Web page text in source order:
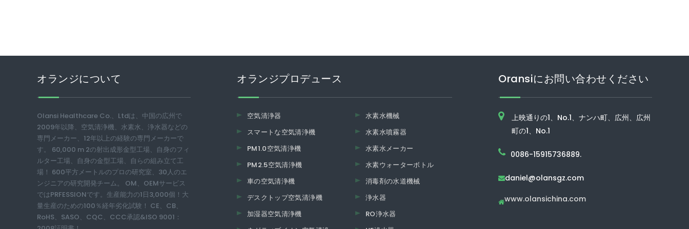
オランジについて
Olansi Healthcare Co.、Ltdは、中国の広州で
2009年以降、空気清浄機、水素水、浄水器などの
専門メーカー、12年以上の経験の専門メーカーで
す。 60,000 m 2の射出成形金型工場、自身のフィ
ルター工場、自身の金型工場、自らの組み立て工
場！ 600平方メートルのプロの研究室、30人のエ
ンジニアの研究開発チーム。 OM、OEMサービス
ではPRFESSIONです。生産能力の1日3,000個！大
量生産のための100％経年劣化試験！ CE、CB、
RoHS、SASO、CQC、CCC承認&ISO 9001：
オランジプロデュース
空気清浄器
スマートな空気清浄機
PM1.0空気清浄機
PM2.5空気清浄機
車の空気清浄機
デスクトップ空気清浄機
加湿器空気清浄機
水素水機械
水素水噴霧器
水素水メーカー
水素ウォーターボトル
消毒剤の水道機械
浄水器
RO浄水器
Oransiにお問い合わせください
上映通りの1、No.1、ナンハ町、広州、広州
町の1、No.1
0086-15915736889.
daniel@olansgz.com
www.olansichina.com